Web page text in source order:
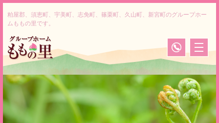
粕屋郡、須恵町、宇美町、志免町、篠栗町、久山町、新宮町のグループホー
ムももの里です。